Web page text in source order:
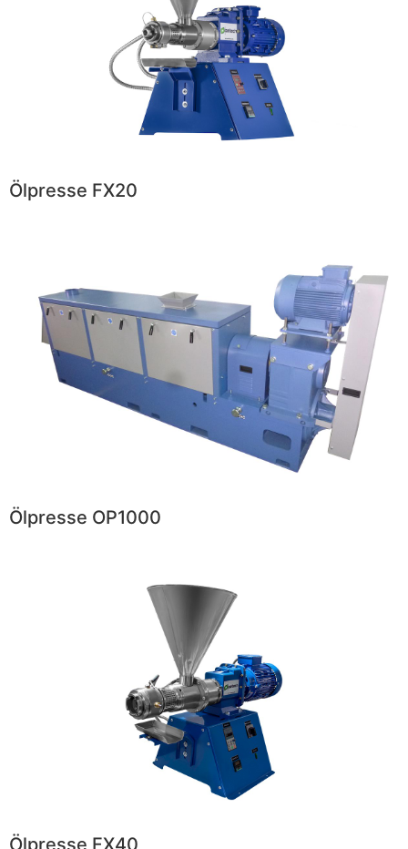
Ölpresse FX20
Ölpresse OP1000